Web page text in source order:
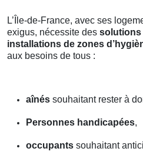
L’Île-de-France, avec ses
exigus, nécessite des solutions
installations de zones
aux besoins de tous :
aînés souhaitant rester à
Personnes handicapées,
occupants souhaitant